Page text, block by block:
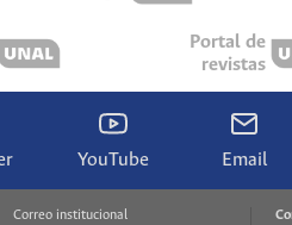
Portal de
revistas
YouTube Email
Correo institucional